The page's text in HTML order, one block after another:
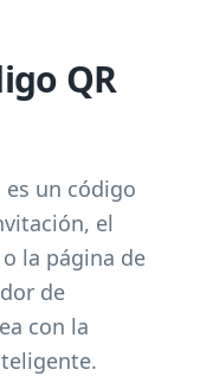
QR
es un código
el
la página de
de
con la